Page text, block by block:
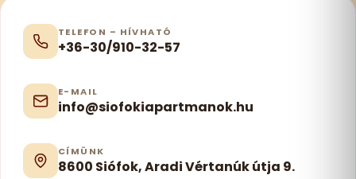
TELEFON – HÍVHATÓ
+36-30/910-32-57
E-MAIL
info@siofokiapartmanok.hu
CÍMÜNK
8600 Siófok, Aradi Vértanúk útja 9.